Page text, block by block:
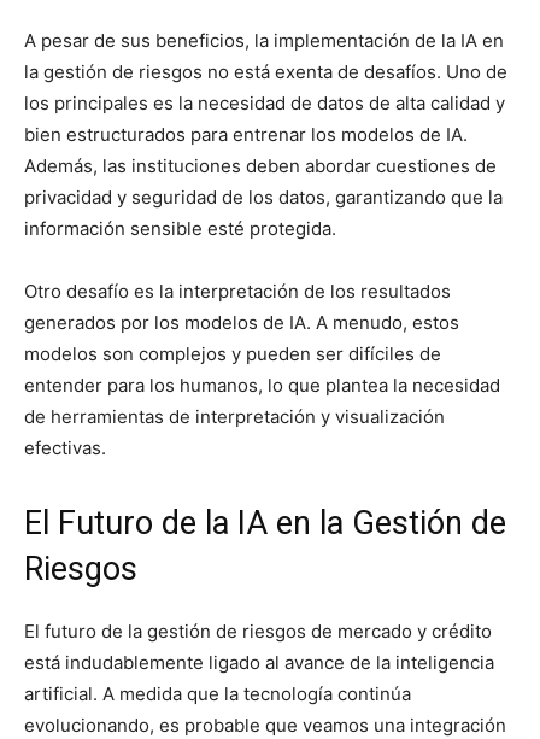
A pesar de sus beneficios, la implementación de la IA en
la gestión de riesgos no está exenta de desafíos. Uno de
los principales es la necesidad de datos de alta calidad y
bien estructurados para entrenar los modelos de IA.
Además, las instituciones deben abordar cuestiones de
privacidad y seguridad de los datos, garantizando que la
información sensible esté protegida.
Otro desafío es la interpretación de los resultados
generados por los modelos de IA. A menudo, estos
modelos son complejos y pueden ser difíciles de
entender para los humanos, lo que plantea la necesidad
de herramientas de interpretación y visualización
efectivas.
El Futuro de la IA en la Gestión de
Riesgos
El futuro de la gestión de riesgos de mercado y crédito
está indudablemente ligado al avance de la inteligencia
artificial. A medida que la tecnología continúa
evolucionando, es probable que veamos una integración